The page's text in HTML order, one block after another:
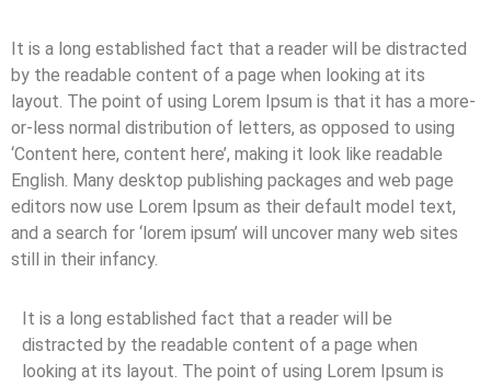
It is a long established fact that a reader will be distracted
by the readable content of a page when looking at its
layout. The point of using Lorem Ipsum is that it has a more-
or-less normal distribution of letters, as opposed to using
‘Content here, content here’, making it look like readable
English. Many desktop publishing packages and web page
editors now use Lorem Ipsum as their default model text,
and a search for ‘lorem ipsum’ will uncover many web sites
still in their infancy.
It is a long established fact that a reader will be
distracted by the readable content of a page when
looking at its layout. The point of using Lorem Ipsum is